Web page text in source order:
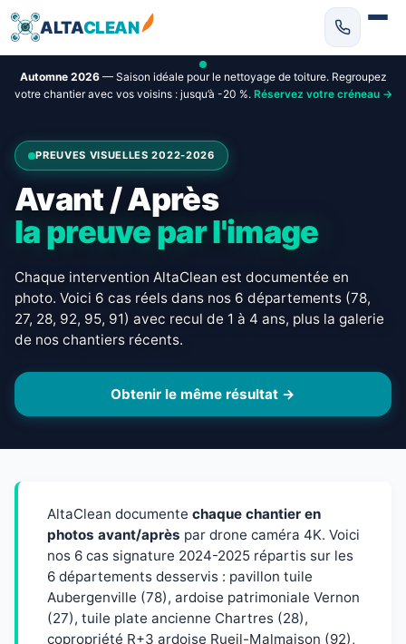
ALTACLEAN
Automne 2026— Saison idéale pour le nettoyage de toiture. Regroupez
votre chantier avec vos voisins : jusqu’à -20 %. Réservez votre créneau →
PREUVES VISUELLES 2022-2026
Avant / Après
la preuve par l'image
Chaque intervention AltaClean est documentée en
photo. Voici 6 cas réels dans nos 6 départements (78,
27, 28, 92, 95, 91) avec recul de 1 à 4 ans, plus la galerie
de nos chantiers récents.
Obtenir le même résultat →
AltaClean documente chaque chantier en
photos avant/après par drone caméra 4K. Voici
nos 6 cas signature 2024-2025 répartis sur les
6 départements desservis : pavillon tuile
Aubergenville (78), ardoise patrimoniale Vernon
(27), tuile plate ancienne Chartres (28),
copropriété R+3 ardoise Rueil-Malmaison (92),